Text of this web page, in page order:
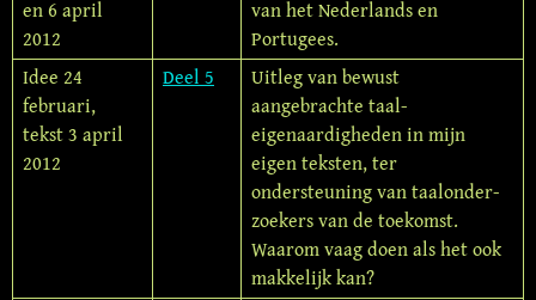
en 6 april
2012
van het Nederlands en
Portugees.
Idee 24
februari,
tekst 3 april
2012
Deel 5
Uitleg van bewust
aangebrachte taal­
eigenaardigheden in mijn
eigen teksten, ter
ondersteuning van taal­onder­
zoekers van de toekomst.
Waarom vaag doen als het ook
makkelijk kan?